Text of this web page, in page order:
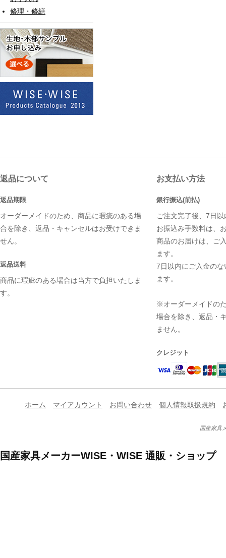
修理・修繕
返品について
返品期限
オーダーメイドのため、商品に瑕疵のある場
合を除き、返品・キャンセルはお受けできま
せん。
返品送料
商品に瑕疵のある場合は当方で負担いたしま
す。
お支払い方法
銀行振込(前払)
ご注文完了後、7日
お振込み手数料は、
商品のお届けは、ご
ます。
7日以内にご入金の
ます。
※オーダーメイドの
場合を除き、返品・
ません。
クレジット
ホーム マイアカウント お問い合わせ 個人情報取扱規約
国産家具
国産家具メーカーWISE・WISE 通販・ショップ